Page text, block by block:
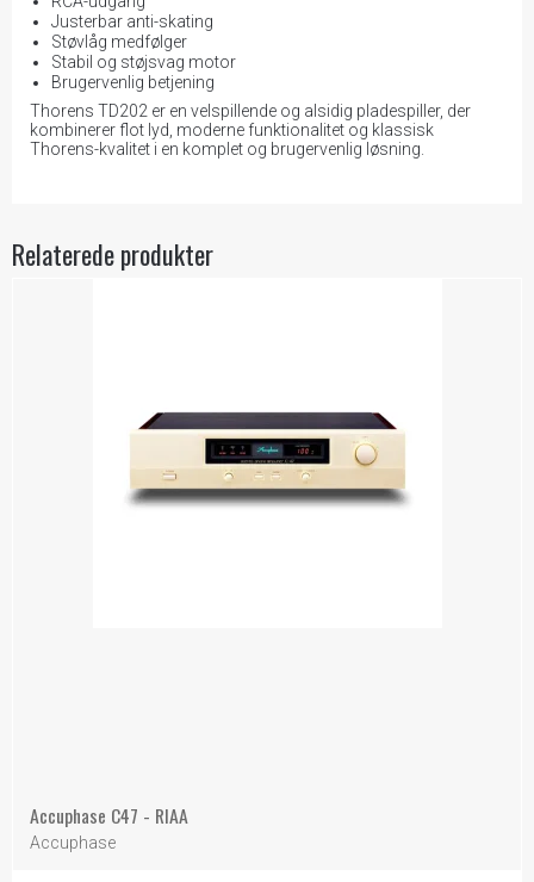
Justerbar anti-skating
Støvlåg medfølger
Stabil og støjsvag motor
Brugervenlig betjening
Thorens TD202 er en velspillende og alsidig pladespiller, der
kombinerer flot lyd, moderne funktionalitet og klassisk
Thorens-kvalitet i en komplet og brugervenlig løsning.
Relaterede produkter
Accuphase C47 - RIAA
Accuphase